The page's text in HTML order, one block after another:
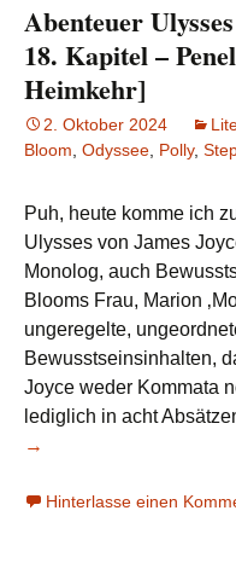
Abenteuer
18. Kapitel –
Heimkehr]
2. Oktober 2024
Bloom Odyssee Polly,
Puh, heute komme ich
Ulysses von James
Monolog, auch
Blooms Frau, Marion
ungeregelte,
Bewusstseinsinhalten,
Joyce weder Kommata
lediglich in acht
→
Hinterlasse einen